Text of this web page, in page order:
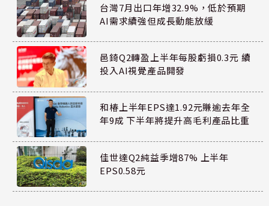
台灣7月出口年增32.9%，低於預期
AI需求續強但成長動能放緩
邑錡Q2轉盈上半年每股虧損0.3元 續
投入AI視覺產品開發
和椿上半年EPS達1.92元賺逾去年全
年9成 下半年將提升高毛利產品比重
佳世達Q2純益季增87% 上半年
EPS0.58元